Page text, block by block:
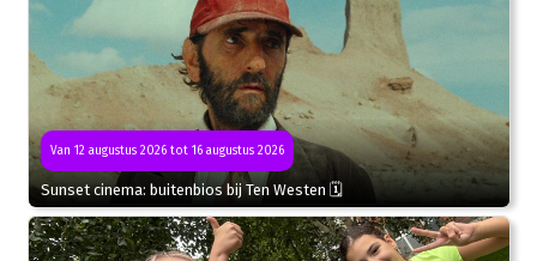
Van 12 augustus 2026 tot 16 augustus 2026
Sunset cinema: buitenbios bij Ten Westen 🗓